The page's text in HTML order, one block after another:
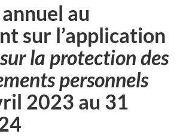
au
sur l’application
la protection des
personnels
2023 au 31